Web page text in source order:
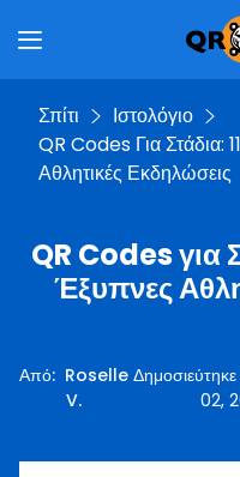
Σπίτι
Ιστολόγιο
QR Codes Για Στάδια:
Αθλητικές Εκδηλώσεις
QR Codes για
Έξυπνες
Από: Roselle
V.
Δημοσιεύτηκε
02,